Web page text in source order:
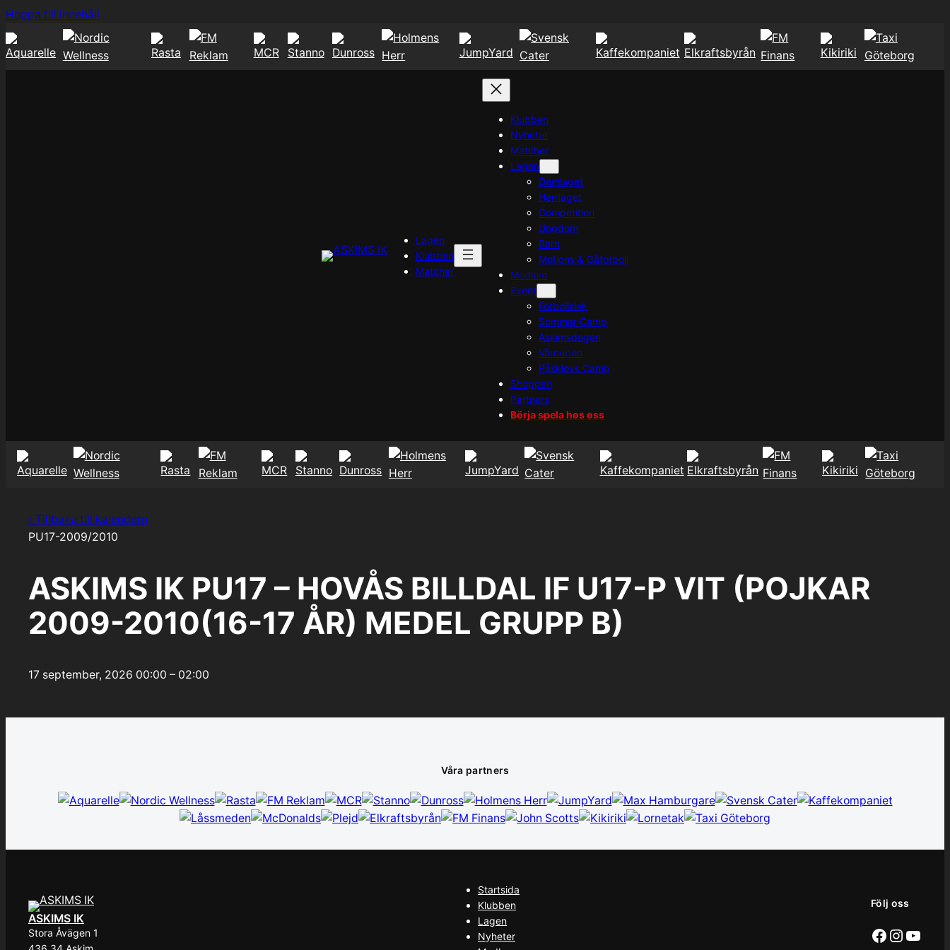
Hoppa till innehåll
till
Lagen
Klubben
Matcher
Klubben
Nyheter
Matcher
Lagen
Damlaget
Herrlaget
Competition
Ungdom
Barn
Motions & Gåfotboll
Medlem
Event
Fotbollslek
Sommar Camp
Askimsdagen
Vårcupen
Påsklovs Camp
Shoppen
Partners
Börja spela hos oss
‹ Tillbaka till kalendern
PU17-2009/2010
ASKIMS IK PU17 – HOVÅS BILLDAL IF U17-P VIT (POJKAR
2009-2010(16-17 ÅR) MEDEL GRUPP B)
17 september, 2026 00:00 – 02:00
Våra partners
ASKIMS IK
Stora Åvägen 1
Startsida
Klubben
Lagen
Nyheter
Följ oss
Facebook